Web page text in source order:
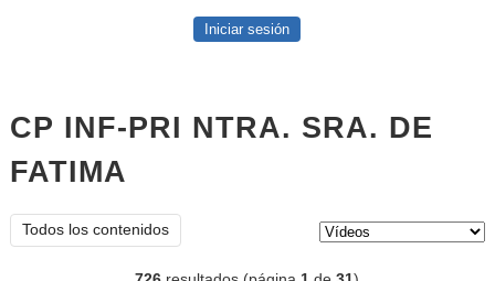
Iniciar sesión
CP INF-PRI NTRA. SRA. DE
FATIMA
Todos los contenidos